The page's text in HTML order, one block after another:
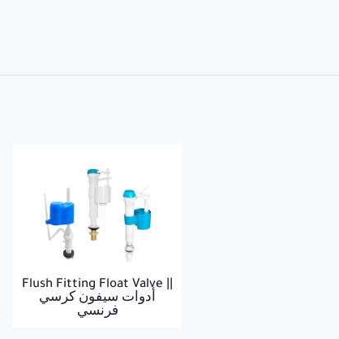
Flush Fitting Float Valve ||
أدوات سيفون كرسي
فرنسي